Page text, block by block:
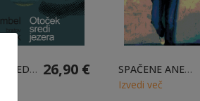
OTOČEK SREDI JEZERA - LP 26,90 € SPAČENE ANEKDOTE - LP
Izvedi več